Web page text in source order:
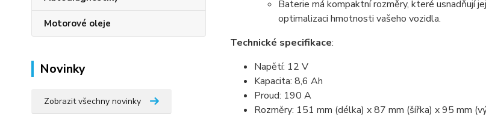
Motorové oleje
Novinky
Zobrazit všechny novinky
Baterie má kompaktní rozměry, které usnadňují
optimalizaci hmotnosti vašeho vozidla.
Technické specifikace:
Napětí: 12 V
Kapacita: 8,6 Ah
Proud: 190 A
Rozměry: 151 mm (délka) x 87 mm (šířka) x 95 mm